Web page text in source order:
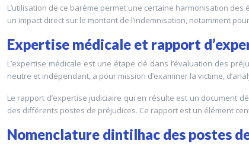
L’utilisation de ce barème permet une certaine harmonisation
un impact direct sur le montant de l’indemnisation, notamment
Expertise médicale et rapport
L’expertise médicale est une étape clé dans l’évaluation des
neutre et indépendant, a pour mission d’examiner la victime,
Le rapport d’expertise judiciaire qui en résulte est un document
des différents postes de préjudices. Ce rapport est un élément
Nomenclature dintilhac des postes